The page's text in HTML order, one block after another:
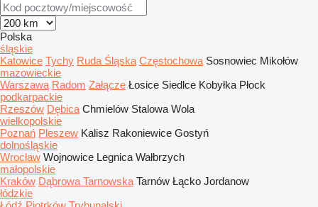
Polska
śląskie
Katowice Tychy Ruda Śląska Częstochowa Sosnowiec Mikołów
mazowieckie
Warszawa Radom Załącze Łosice Siedlce Kobyłka Płock
podkarpackie
Rzeszów Dębica Chmielów Stalowa Wola
wielkopolskie
Poznań Pleszew Kalisz Rakoniewice Gostyń
dolnośląskie
Wrocław Wojnowice Legnica Wałbrzych
małopolskie
Kraków Dąbrowa Tarnowska Tarnów Łącko Jordanow
łódzkie